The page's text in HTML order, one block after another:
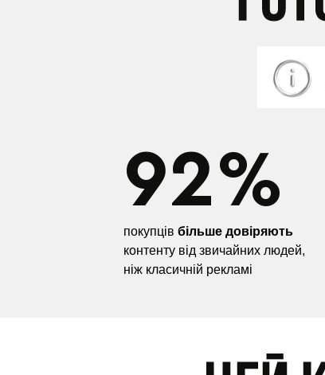
покупців більше довіряють
контенту від звичайних людей,
ніж класичній рекламі
92%